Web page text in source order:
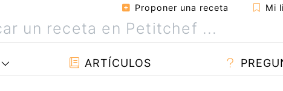
Proponer una receta Mi
ARTÍCULOS